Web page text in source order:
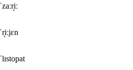
ˈzaːr̝iː
ˈr̝iːjɛn
ˈlɪstopat